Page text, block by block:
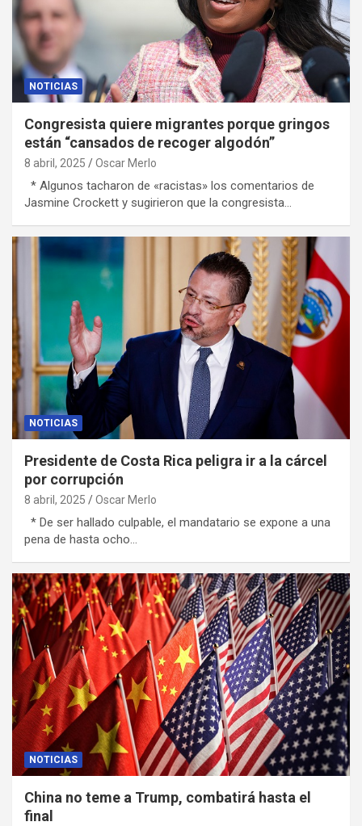
NOTICIAS
Congresista quiere migrantes porque gringos
están “cansados de recoger algodón”
8 abril, 2025 Oscar Merlo
* Algunos tacharon de «racistas» los comentarios de
Jasmine Crockett y sugirieron que la congresista…
NOTICIAS
Presidente de Costa Rica peligra ir a la cárcel
por corrupción
8 abril, 2025 Oscar Merlo
* De ser hallado culpable, el mandatario se expone a una
pena de hasta ocho…
NOTICIAS
China no teme a Trump, combatirá hasta el
final